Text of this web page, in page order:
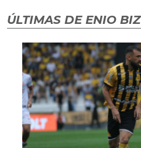
ÚLTIMAS DE ENIO BIZ